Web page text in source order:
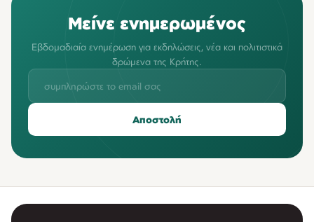
Μείνε ενημερωμένος
Εβδομαδιαία ενημέρωση για εκδηλώσεις, νέα και πολιτιστικά
δρώμενα της Κρήτης.
Αποστολή